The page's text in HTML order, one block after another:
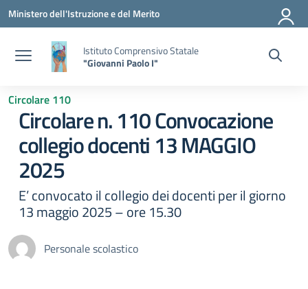
Vai ai contenuti
Vai al menu di navigazione
Vai al footer
Ministero dell'Istruzione e del Merito
Istituto Comprensivo Statale
"Giovanni Paolo I"
Circolare 110
Circolare n. 110 Convocazione
collegio docenti 13 MAGGIO
2025
E’ convocato il collegio dei docenti per il giorno
13 maggio 2025 – ore 15.30
Personale scolastico